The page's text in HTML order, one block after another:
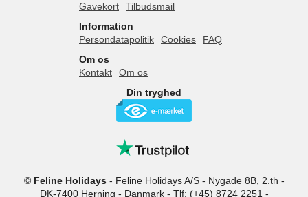
Gavekort
Tilbudsmail
Information
Persondatapolitik
Cookies
FAQ
Om os
Kontakt
Om os
Din tryghed
© Feline Holidays- Feline Holidays A/S- Nygade 8B, 2.th -
DK-7400 Herning - Danmark - Tlf: (+45) 8724 2251 -